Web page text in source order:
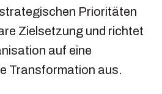
Prioritäten
Zielsetzung und richtet
auf eine
Transformation aus.